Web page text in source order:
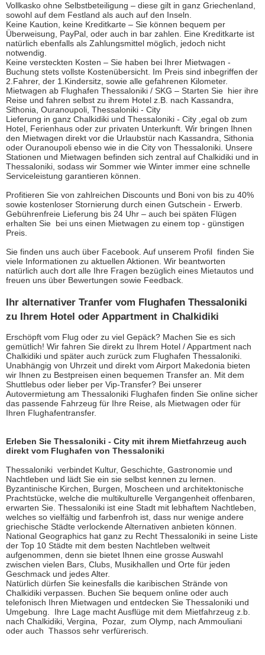
Vollkasko ohne Selbstbeteiligung – diese gilt in ganz Griechenland,
sowohl auf dem Festland als auch auf den Inseln.
Keine Kaution, keine Kreditkarte – Sie können bequem per
Überweisung, PayPal, oder auch in bar zahlen. Eine Kreditkarte ist
natürlich ebenfalls als Zahlungsmittel möglich, jedoch nicht
notwendig.
Keine versteckten Kosten – Sie haben bei Ihrer Mietwagen -
Buchung stets vollste Kostenübersicht. Im Preis sind inbegriffen der
2.Fahrer, der 1.Kindersitz, sowie alle gefahrenen Kilometer.
Mietwagen ab Flughafen Thessaloniki / SKG – Starten Sie hier ihre
Reise und fahren selbst zu ihrem Hotel z.B. nach Kassandra,
Sithonia, Ouranoupoli, Thessaloniki - City
Lieferung in ganz Chalkidiki und Thessaloniki - City ,egal ob zum
Hotel, Ferienhaus oder zur privaten Unterkunft. Wir bringen Ihnen
den Mietwagen direkt vor die Urlaubstür nach Kassandra, Sithonia
oder Ouranoupoli ebenso wie in die City von Thessaloniki. Unsere
Stationen und Mietwagen befinden sich zentral auf Chalkidiki und in
Thessaloniki, sodass wir Sommer wie Winter immer eine schnelle
Serviceleistung garantieren können.
Profitieren Sie von zahlreichen Discounts und Boni von bis zu 40%
sowie kostenloser Stornierung durch einen Gutschein - Erwerb.
Gebührenfreie Lieferung bis 24 Uhr – auch bei späten Flügen
erhalten Sie bei uns einen Mietwagen zu einem top - günstigen
Preis.
Sie finden uns auch über Facebook. Auf unserem Profil finden Sie
viele Informationen zu aktuellen Aktionen. Wir beantworten
natürlich auch dort alle Ihre Fragen bezüglich eines Mietautos und
freuen uns über Bewertungen sowie Feedback.
Ihr alternativer Tranfer vom Flughafen Thessaloniki
zu Ihrem Hotel oder Appartment in Chalkidiki
Erschöpft vom Flug oder zu viel Gepäck? Machen Sie es sich
gemütlich! Wir fahren Sie direkt zu Ihrem Hotel / Appartment nach
Chalkidiki und später auch zurück zum Flughafen Thessaloniki.
Unabhängig von Uhrzeit und direkt vom Airport Makedonia bieten
wir Ihnen zu Bestpreisen einen bequemen Transfer an. Mit dem
Shuttlebus oder lieber per Vip-Transfer? Bei unserer
Autovermietung am Thessaloniki Flughafen finden Sie online sicher
das passende Fahrzeug für Ihre Reise, als Mietwagen oder für
Ihren Flughafentransfer.
Erleben Sie Thessaloniki - City mit ihrem Mietfahrzeug auch
direkt vom Flughafen von Thessaloniki
Thessaloniki verbindet Kultur, Geschichte, Gastronomie und
Nachtleben und lädt Sie ein sie selbst kennen zu lernen.
Byzantinische Kirchen, Burgen, Moscheen und architektonische
Prachtstücke, welche die multikulturelle Vergangenheit offenbaren,
erwarten Sie. Thessaloniki ist eine Stadt mit lebhaftem Nachtleben,
welches so vielfältig und farbenfroh ist, dass nur wenige andere
griechische Städte verlockende Alternativen anbieten können.
National Geographics hat ganz zu Recht Thessaloniki in seine Liste
der Top 10 Städte mit dem besten Nachtleben weltweit
aufgenommen, denn sie bietet Ihnen eine grosse Auswahl
zwischen vielen Bars, Clubs, Musikhallen und Orte für jeden
Geschmack und jedes Alter.
Natürlich dürfen Sie keinesfalls die karibischen Strände von
Chalkidiki verpassen. Buchen Sie bequem online oder auch
telefonisch Ihren Mietwagen und entdecken Sie Thessaloniki und
Umgebung. Ihre Lage macht Ausflüge mit dem Mietfahrzeug z.b.
nach Chalkidiki, Vergina, Pozar, zum Olymp, nach Ammouliani
oder auch Thassos sehr verfürerisch.